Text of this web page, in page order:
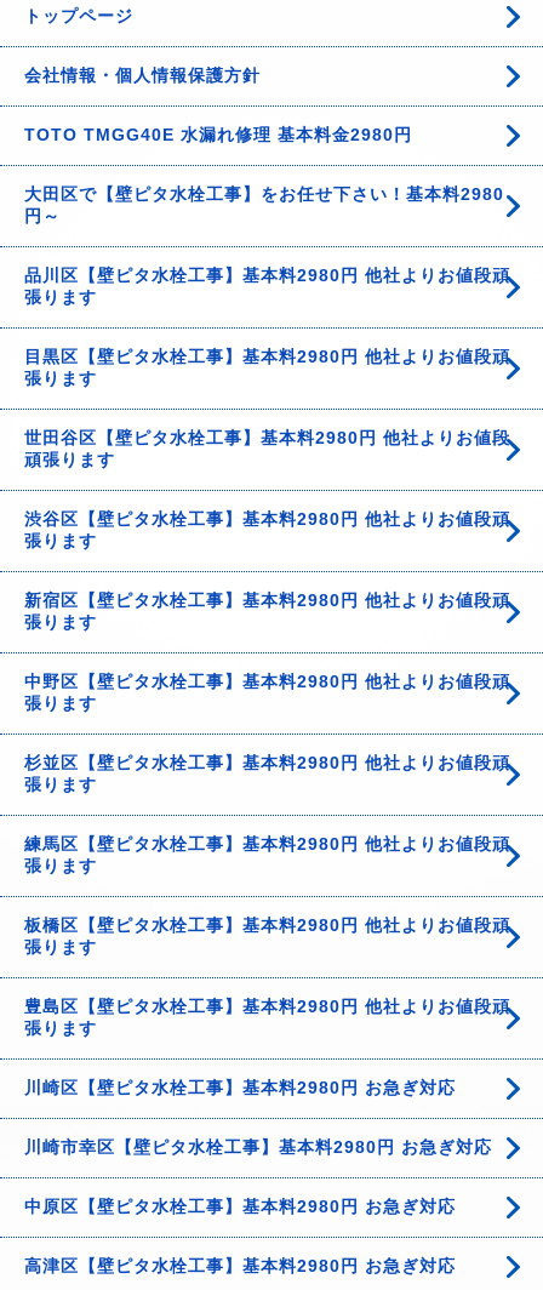
トップページ
会社情報・個人情報保護方針
TOTO TMGG40E 水漏れ修理 基本料金2980円
大田区で【壁ピタ水栓工事】をお任せ下さい！基本料2980
円～
品川区【壁ピタ水栓工事】基本料2980円 他社よりお値段頑
張ります
目黒区【壁ピタ水栓工事】基本料2980円 他社よりお値段頑
張ります
世田谷区【壁ピタ水栓工事】基本料2980円 他社よりお値段
頑張ります
渋谷区【壁ピタ水栓工事】基本料2980円 他社よりお値段頑
張ります
新宿区【壁ピタ水栓工事】基本料2980円 他社よりお値段頑
張ります
中野区【壁ピタ水栓工事】基本料2980円 他社よりお値段頑
張ります
杉並区【壁ピタ水栓工事】基本料2980円 他社よりお値段頑
張ります
練馬区【壁ピタ水栓工事】基本料2980円 他社よりお値段頑
張ります
板橋区【壁ピタ水栓工事】基本料2980円 他社よりお値段頑
張ります
豊島区【壁ピタ水栓工事】基本料2980円 他社よりお値段頑
張ります
川崎区【壁ピタ水栓工事】基本料2980円 お急ぎ対応
川崎市幸区【壁ピタ水栓工事】基本料2980円 お急ぎ対応
中原区【壁ピタ水栓工事】基本料2980円 お急ぎ対応
高津区【壁ピタ水栓工事】基本料2980円 お急ぎ対応